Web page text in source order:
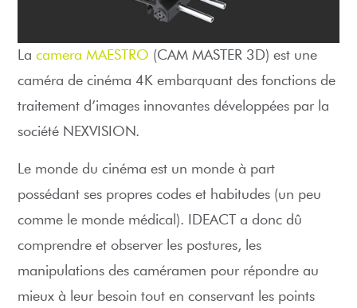
Lacamera MAESTRO (CAM MASTER 3D) est une
caméra de cinéma 4K embarquant des fonctions de
traitement d’images innovantes développées par la
société NEXVISION.
Le monde du cinéma est un monde à part
possédant ses propres codes et habitudes (un peu
comme le monde médical). IDEACT a donc dû
comprendre et observer les postures, les
manipulations des caméramen pour répondre au
mieux à leur besoin tout en conservant les points